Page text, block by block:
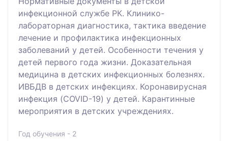
инфекционной службе РК. Клинико-
лабораторная диагностика, тактика введение
лечение и профилактика инфекционных
заболеваний у детей. Особенности течения у
детей первого года жизни. Доказательная
медицина в детских инфекционных болезнях.
ИВБДВ в детских инфекциях. Коронавирусная
инфекция (COVID-19) у детей. Карантинные
мероприятия в детских учреждениях.
Год обучения - 2